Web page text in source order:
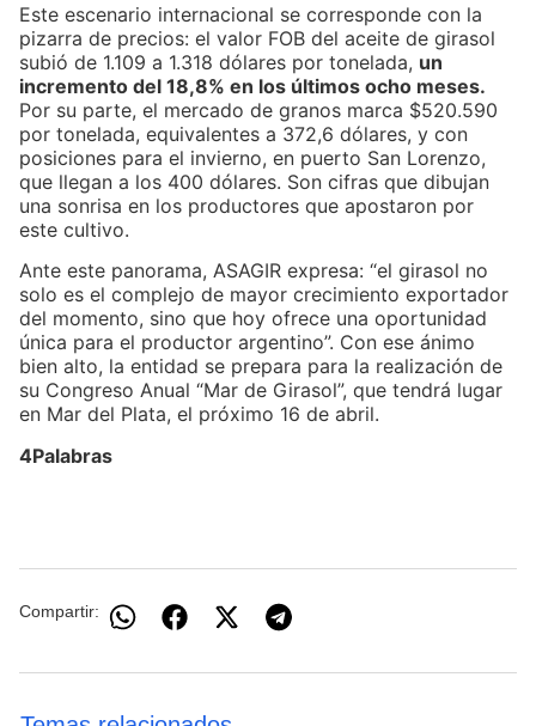
Este escenario internacional se corresponde con la
pizarra de precios: el valor FOB del aceite de girasol
subió de 1.109 a 1.318 dólares por tonelada, un
incremento del 18,8% en los últimos ocho meses.
Por su parte, el mercado de granos marca $520.590
por tonelada, equivalentes a 372,6 dólares, y con
posiciones para el invierno, en puerto San Lorenzo,
que llegan a los 400 dólares. Son cifras que dibujan
una sonrisa en los productores que apostaron por
este cultivo.
Ante este panorama, ASAGIR expresa: “el girasol no
solo es el complejo de mayor crecimiento exportador
del momento, sino que hoy ofrece una oportunidad
única para el productor argentino”. Con ese ánimo
bien alto, la entidad se prepara para la realización de
su Congreso Anual “Mar de Girasol”, que tendrá lugar
en Mar del Plata, el próximo 16 de abril.
4Palabras
Compartir: